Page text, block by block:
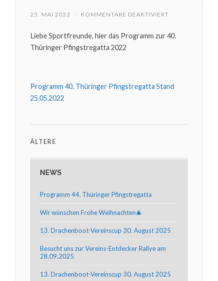
25. MAI 2022 / KOMMENTARE DEAKTIVIERT
HIER
PROGRAMM
THÜRINGER
2022
Liebe Sportfreunde, hier das Programm zur 40.
Thüringer Pfingstregatta 2022
Programm 40. Thüringer Pfingstregatta Stand
25.05.2022
ÄLTERE
NEWS
Programm 44. Thüringer Pfingstregatta
Wir wünschen Frohe Weihnachten🎄
13. Drachenboot-Vereinscup 30. August 2025
Besucht uns zur Vereins-Entdecker Rallye am
28.09.2025
13. Drachenboot-Vereinscup 30. August 2025